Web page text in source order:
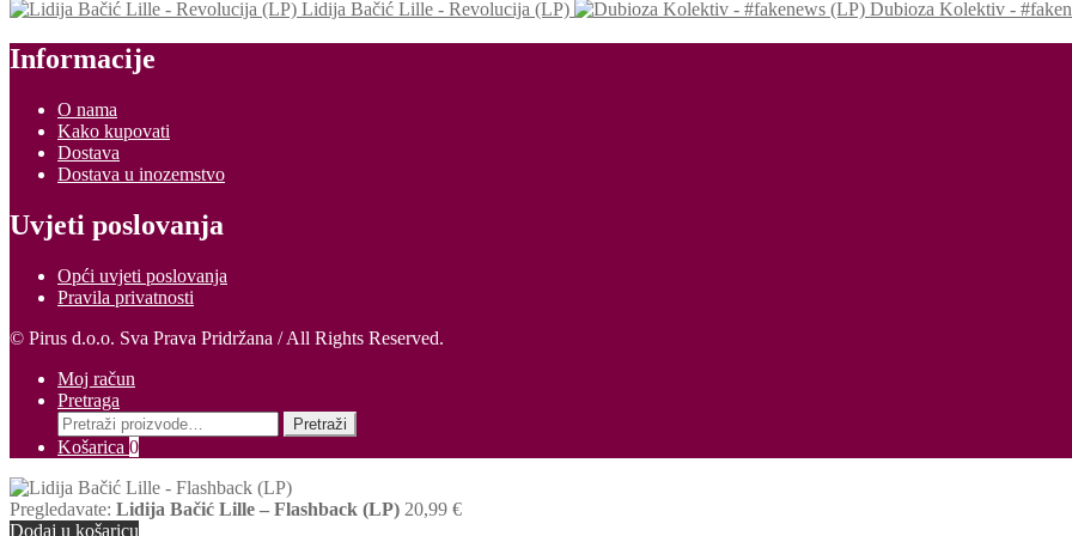
Lidija Bačić Lille - Revolucija (LP)
Dubioza Kolektiv -
Informacije
O nama
Kako kupovati
Dostava
Dostava u inozemstvo
Uvjeti poslovanja
Opći uvjeti poslovanja
Pravila privatnosti
© Pirus d.o.o. Sva Prava Pridržana / All Rights Reserved.
Moj račun
Pretraga
Pretraži:
Pretraži
Košarica 0
Pregledavate: Lidija Bačić Lille – Flashback (LP) 20,99 €
Dodaj u košaricu